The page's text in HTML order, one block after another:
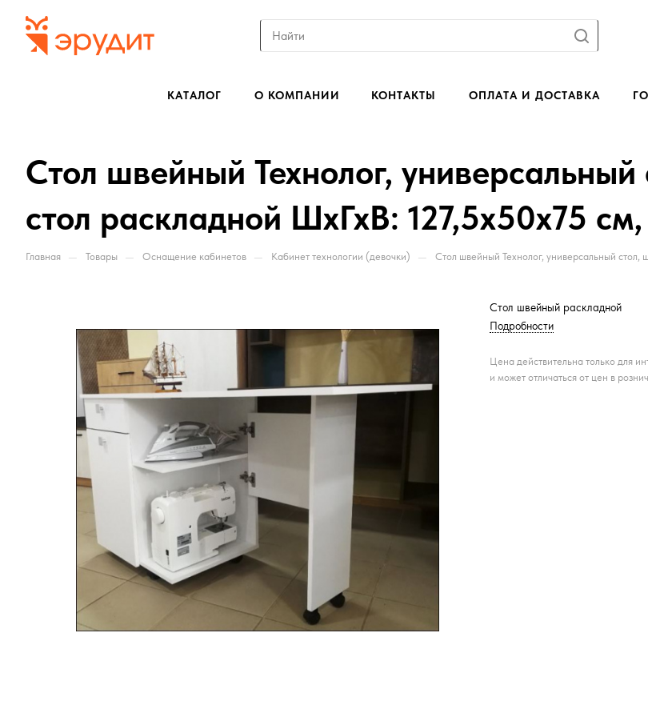
КАТАЛОГ О КОМПАНИИ КОНТАКТЫ ОПЛАТА И ДОСТАВКА
Стол швейный Технолог,
стол раскладной ШхГхВ: 127,5х50х75
Главная — Товары — Оснащение кабинетов — Кабинет технологии (девочки) — Стол швейный Технолог, универсальный
Стол швейный раскладной
Подробности
Цена действительна только для
и может отличаться от цен в